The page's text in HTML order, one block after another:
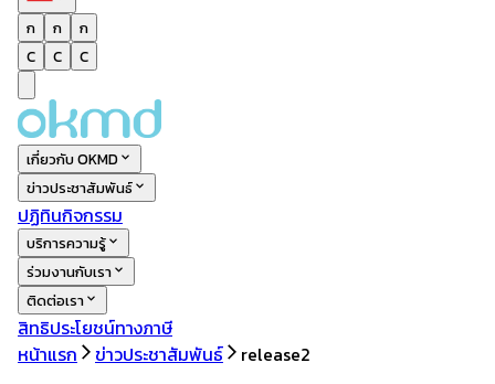
ก ก
ก
C
C C
เกี่ยวกับ OKMD
ข่าวประชาสัมพันธ์
ปฏิทินกิจกรรม
บริการความรู้
ร่วมงานกับเรา
ติดต่อเรา
สิทธิประโยชน์ทางภาษี
หน้าแรก
ข่าวประชาสัมพันธ์
release2